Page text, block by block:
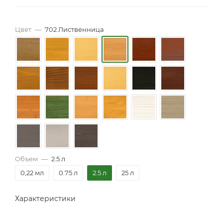
Цвет — 702 Лиственница
Объем — 2.5 л
0,22 мл
0.75 л 2.5 л 25 л
Характеристики